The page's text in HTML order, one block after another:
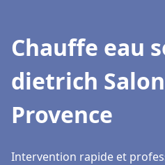
Chauffe eau
dietrich
Provence
Intervention rapide et